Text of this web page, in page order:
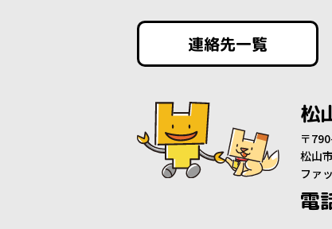
連絡先一覧
松
〒
松山
ファ
電